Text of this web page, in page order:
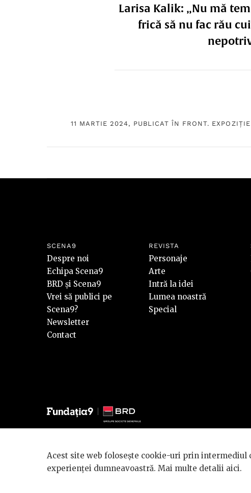
Larisa Kalik: „Nu mă
frică să nu fac rău
11 MARTIE 2024, PUBLICAT ÎN FRONT.
SCENA9
Despre noi
Echipa Scena9
BRD și Scena9
Vrei să publici pe
Scena9?
Newsletter
Contact
REVISTA
Personaje
Arte
Intră la idei
Lumea noastră
Special
Scena 9 este un proiect sustinut deBRD GROUPE SOCIÉTÉ
Acest site web folosește cookie-uri prin intermediul
experienței dumneavoastră. Mai multe detalii aici.